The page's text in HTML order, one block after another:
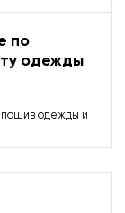
по
одежды
пошив одежды и